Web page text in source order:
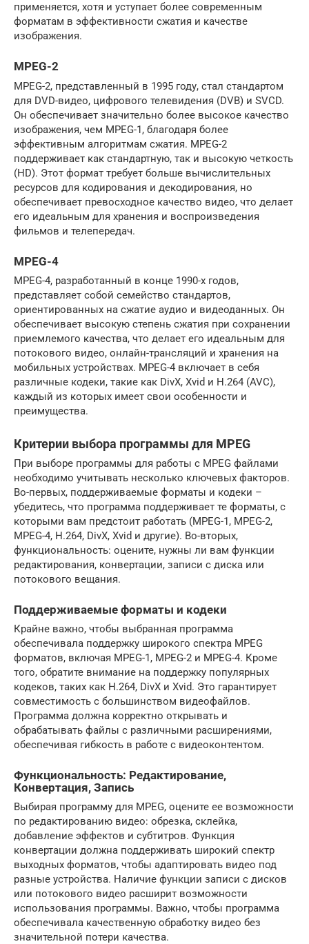
применяется, хотя и уступает более современным
форматам в эффективности сжатия и качестве
изображения.
MPEG-2
MPEG-2, представленный в 1995 году, стал стандартом
для DVD-видео, цифрового телевидения (DVB) и SVCD.
Он обеспечивает значительно более высокое качество
изображения, чем MPEG-1, благодаря более
эффективным алгоритмам сжатия. MPEG-2
поддерживает как стандартную, так и высокую четкость
(HD). Этот формат требует больше вычислительных
ресурсов для кодирования и декодирования, но
обеспечивает превосходное качество видео, что делает
его идеальным для хранения и воспроизведения
фильмов и телепередач.
MPEG-4
MPEG-4, разработанный в конце 1990-х годов,
представляет собой семейство стандартов,
ориентированных на сжатие аудио и видеоданных. Он
обеспечивает высокую степень сжатия при сохранении
приемлемого качества, что делает его идеальным для
потокового видео, онлайн-трансляций и хранения на
мобильных устройствах. MPEG-4 включает в себя
различные кодеки, такие как DivX, Xvid и H.264 (AVC),
каждый из которых имеет свои особенности и
преимущества.
Критерии выбора программы для MPEG
При выборе программы для работы с MPEG файлами
необходимо учитывать несколько ключевых факторов.
Во-первых, поддерживаемые форматы и кодеки –
убедитесь, что программа поддерживает те форматы, с
которыми вам предстоит работать (MPEG-1, MPEG-2,
MPEG-4, H.264, DivX, Xvid и другие). Во-вторых,
функциональность: оцените, нужны ли вам функции
редактирования, конвертации, записи с диска или
потокового вещания.
Поддерживаемые форматы и кодеки
Крайне важно, чтобы выбранная программа
обеспечивала поддержку широкого спектра MPEG
форматов, включая MPEG-1, MPEG-2 и MPEG-4. Кроме
того, обратите внимание на поддержку популярных
кодеков, таких как H.264, DivX и Xvid. Это гарантирует
совместимость с большинством видеофайлов.
Программа должна корректно открывать и
обрабатывать файлы с различными расширениями,
обеспечивая гибкость в работе с видеоконтентом.
Функциональность: Редактирование,
Конвертация, Запись
Выбирая программу для MPEG, оцените ее возможности
по редактированию видео: обрезка, склейка,
добавление эффектов и субтитров. Функция
конвертации должна поддерживать широкий спектр
выходных форматов, чтобы адаптировать видео под
разные устройства. Наличие функции записи с дисков
или потокового видео расширит возможности
использования программы. Важно, чтобы программа
обеспечивала качественную обработку видео без
значительной потери качества.